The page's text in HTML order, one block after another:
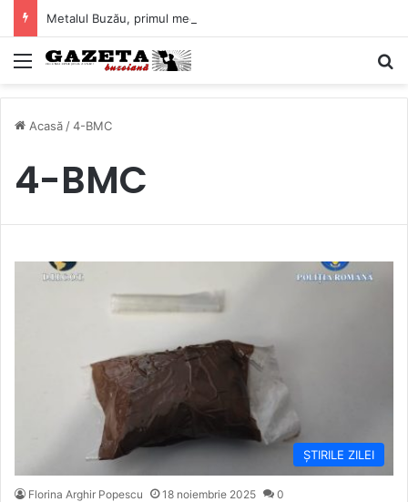
Mediu
Acasă /4-BMC
4-BMC
ȘTIRILE ZILEI
Florina Arghir Popescu 18 noiembrie 2025 0